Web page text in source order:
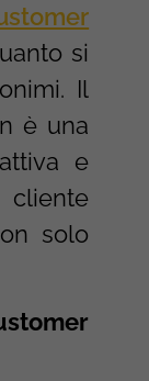
si
Il
è una
e
solo